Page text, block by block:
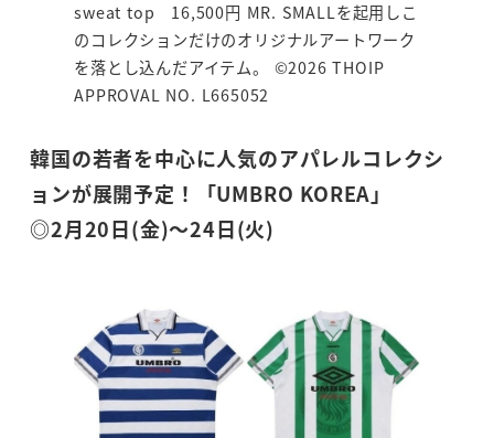
sweat top 16,500円 MR. SMALLを起用しこ
のコレクションだけのオリジナルアートワーク
を落とし込んだアイテム。 ©2026 THOIP
APPROVAL NO. L665052
韓国の若者を中心に人気のアパレルコレクシ
ョンが展開予定！「UMBRO KOREA」
◎2月20日(金)～24日(火)